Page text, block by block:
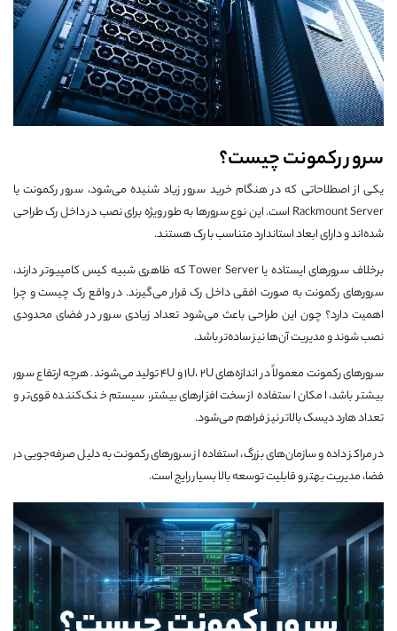
سرور رکمونت چیست؟
یکی از اصطلاحاتی که در هنگام خرید سرور زیاد شنیده می‌شود، سرور رکمونت یا
Rackmount Server است. این نوع سرورها به طور ویژه برای نصب در داخل رک طراحی
شده‌اند و دارای ابعاد استاندارد متناسب با رک هستند.
برخلاف سرورهای ایستاده یا Tower Server که ظاهری شبیه کیس کامپیوتر دارند،
سرورهای رکمونت به صورت افقی داخل رک قرار می‌گیرند. در واقع رک چیست و چرا
اهمیت دارد؟ چون این طراحی باعث می‌شود تعداد زیادی سرور در فضای محدودی
نصب شوند و مدیریت آن‌ها نیز ساده‌تر باشد.
سرورهای رکمونت معمولاً در اندازه‌های 1U، 2U و 4U تولید می‌شوند. هرچه ارتفاع سرور
بیشتر باشد، امکان استفاده از سخت‌افزارهای بیشتر، سیستم خنک‌کننده قوی‌تر و
تعداد هارد دیسک بالاتر نیز فراهم می‌شود.
در مراکز داده و سازمان‌های بزرگ، استفاده از سرورهای رکمونت به دلیل صرفه‌جویی در
فضا، مدیریت بهتر و قابلیت توسعه بالا بسیار رایج است.